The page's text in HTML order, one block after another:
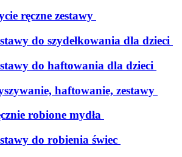
ręczne zestawy
do szydełkowania dla dzieci
do haftowania dla dzieci
haftowanie, zestawy
robione mydła
do robienia świec